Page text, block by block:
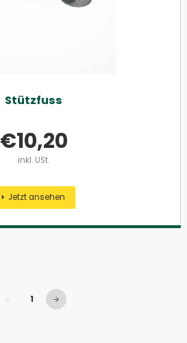
Stützfuss
€10,20
inkl. USt.
Jetzt ansehen
Bereits auf der ersten Seite
1
Gehe zu nächster Seite (Seite 2)